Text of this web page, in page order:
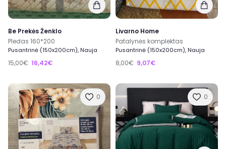
Be Prekės Ženklo
Pledas 160*200
Pusantrinė (150x200cm), Nauja
15,00€ 16,42€
Livarno Home
Patalynės komplektas
Pusantrinė (150x200cm), Nauja
8,00€ 9,07€
0 0